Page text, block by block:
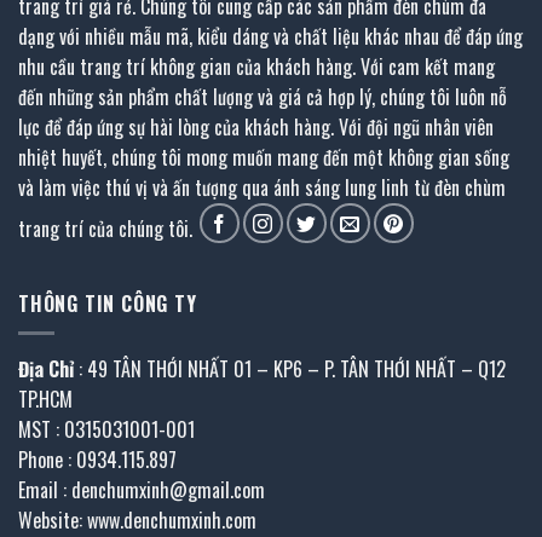
trang trí giá rẻ. Chúng tôi cung cấp các sản phẩm đèn chùm đa
dạng với nhiều mẫu mã, kiểu dáng và chất liệu khác nhau để đáp ứng
nhu cầu trang trí không gian của khách hàng. Với cam kết mang
đến những sản phẩm chất lượng và giá cả hợp lý, chúng tôi luôn nỗ
lực để đáp ứng sự hài lòng của khách hàng. Với đội ngũ nhân viên
nhiệt huyết, chúng tôi mong muốn mang đến một không gian sống
và làm việc thú vị và ấn tượng qua ánh sáng lung linh từ đèn chùm
trang trí của chúng tôi.
THÔNG TIN CÔNG TY
Địa Chỉ : 49 TÂN THỚI NHẤT 01 – KP6 – P. TÂN THỚI NHẤT – Q12
TP.HCM
MST : 0315031001-001
Phone : 0934.115.897
Email : denchumxinh@gmail.com
Website: www.denchumxinh.com